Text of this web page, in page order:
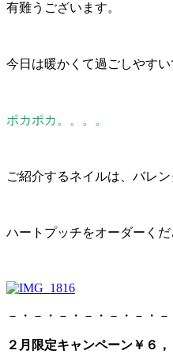
有難うございます。
今日は暖かくて過ごしやすい
ポカポカ。。。。
ご紹介するネイルは、バレ
ハートプッチをオーダーくだ
－・－・－・－・－・－・
２月限定キャンペーン￥６，